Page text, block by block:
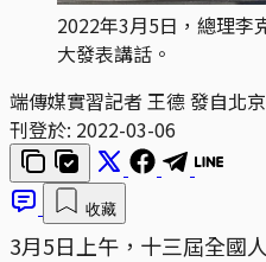
2022年3月5日，總理李
大發表講話。
端傳媒實習記者 王德 發自北京
刊登於: 2022-03-06
收藏
3月5日上午，十三屆全國